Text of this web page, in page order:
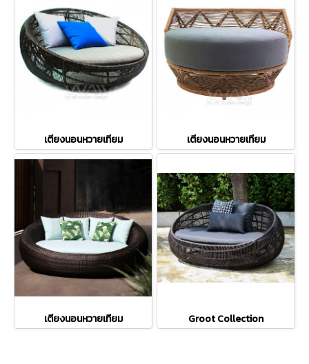
เตียงนอนหวายเทียม เตียงนอนหวายเทียม
เตียงนอนหวายเทียม Groot Collection